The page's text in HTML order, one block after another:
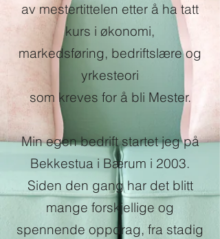
av mestertittelen etter å ha tatt
kurs i økonomi,
markedsføring, bedriftslære og
yrkesteori
som kreves for å bli Mester.
Min egen bedrift startet jeg på
Bekkestua i Bærum i 2003.
Siden den gang har det blitt
mange forskjellige og
spennende oppdrag, fra stadig